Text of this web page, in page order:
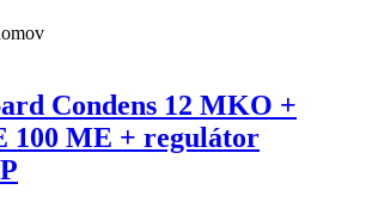
Condens 12 MKO +
100 ME + regulátor